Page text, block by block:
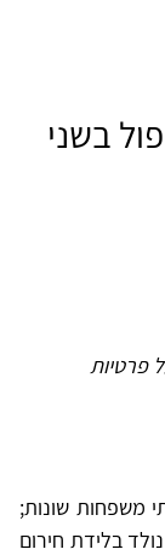
בשני
פרטיות
לשתי משפחות שונות;
בלידת חירום